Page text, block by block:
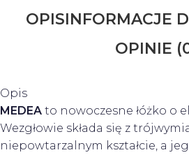
OPISINFORMACJE
OPINIE
Opis
MEDEA to nowoczesne łóżko o
Wezgłowie składa się z
niepowtarzalnym kształcie, a